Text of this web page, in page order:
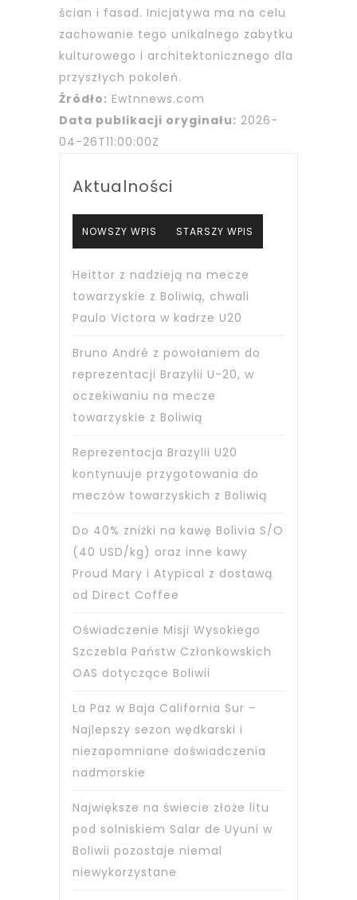
ścian i fasad. Inicjatywa ma na celu
zachowanie tego unikalnego zabytku
kulturowego i architektonicznego dla
przyszłych pokoleń.
Źródło: Ewtnnews.com
Data publikacji oryginału: 2026-
04-26T11:00:00Z
Aktualności
NOWSZY WPIS STARSZY WPIS
Heittor z nadzieją na mecze
towarzyskie z Boliwią, chwali
Paulo Victora w kadrze U20
Bruno André z powołaniem do
reprezentacji Brazylii U-20, w
oczekiwaniu na mecze
towarzyskie z Boliwią
Reprezentacja Brazylii U20
kontynuuje przygotowania do
meczów towarzyskich z Boliwią
Do 40% zniżki na kawę Bolivia S/O
(40 USD/kg) oraz inne kawy
Proud Mary i Atypical z dostawą
od Direct Coffee
Oświadczenie Misji Wysokiego
Szczebla Państw Członkowskich
OAS dotyczące Boliwii
La Paz w Baja California Sur –
Najlepszy sezon wędkarski i
niezapomniane doświadczenia
nadmorskie
Największe na świecie złoże litu
pod solniskiem Salar de Uyuni w
Boliwii pozostaje niemal
niewykorzystane